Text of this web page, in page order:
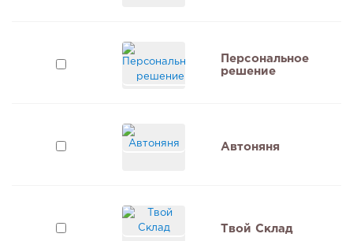
Персональное
решение
Автоняня
Твой Склад